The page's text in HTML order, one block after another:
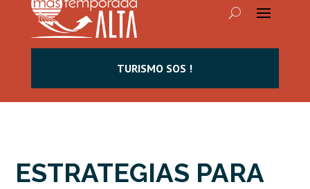
TURISMO SOS !
ESTRATEGIAS PARA